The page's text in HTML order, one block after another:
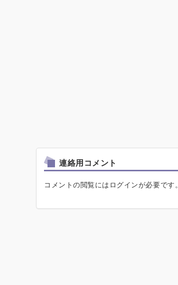
連絡用コメント
コメントの閲覧にはログインが必要です。